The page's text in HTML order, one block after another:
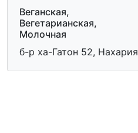
Веганская,
Вегетарианская,
Молочная
б-р ха-Гатон 52, Нахария